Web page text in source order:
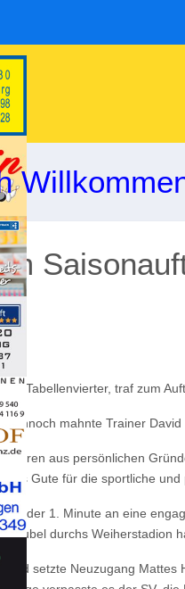
Tabellenvierter, traf zum
mahnte Trainer
aus persönlichen
Gute für die sportliche
der 1. Minute an eine
durchs Weiherstadion
und setzte Neuzugang